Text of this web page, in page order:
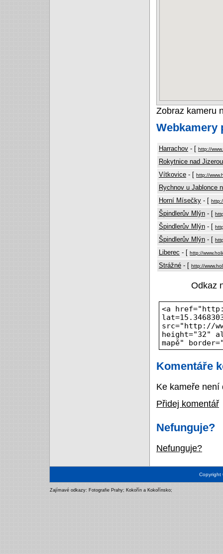
Zobraz kameru
Webkamery
Harrachov - [ http://
Rokytnice nad Jizerou
Vítkovice - [ http://
Rychnov u Jablonce
Horní Mísečky - [
Špindlerův Mlýn - [
Špindlerův Mlýn - [
Špindlerův Mlýn - [
Liberec - [ http://
Strážné - [ http://
Odkaz
<a href="http://
src="http://
height="32"
mapě"
Komentáře
Ke kameře není
Přidej komentář
Nefunguje?
Nefunguje?
Zajímavé odkazy: Fotografie Prahy; Kokořín a Kokořínsko;